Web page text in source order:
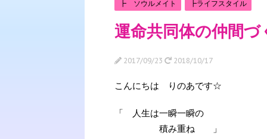
┣ ソウルメイト ┣ライフスタイル
運命共同体の仲間づ
2017/09/23 2018/10/17
こんにちは りのあです☆
「 人生は一瞬一瞬の
積み重ね 」